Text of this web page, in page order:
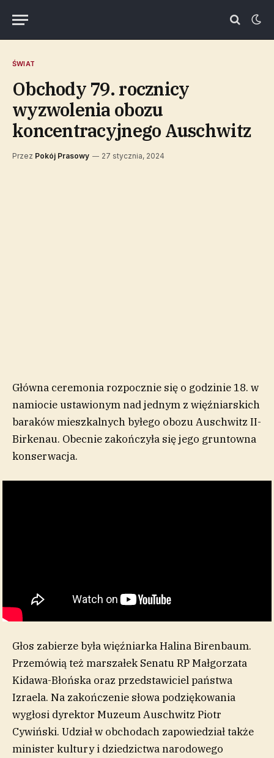
ŚWIAT
Obchody 79. rocznicy
wyzwolenia obozu
koncentracyjnego Auschwitz
Przez Pokój Prasowy 27 stycznia, 2024
Główna ceremonia rozpocznie się o godzinie 18. w
namiocie ustawionym nad jednym z więźniarskich
baraków mieszkalnych byłego obozu Auschwitz II-
Birkenau. Obecnie zakończyła się jego gruntowna
konserwacja.
Głos zabierze była więźniarka Halina Birenbaum.
Przemówią też marszałek Senatu RP Małgorzata
Kidawa-Błońska oraz przedstawiciel państwa
Izraela. Na zakończenie słowa podziękowania
wygłosi dyrektor Muzeum Auschwitz Piotr
Cywiński. Udział w obchodach zapowiedział także
minister kultury i dziedzictwa narodowego